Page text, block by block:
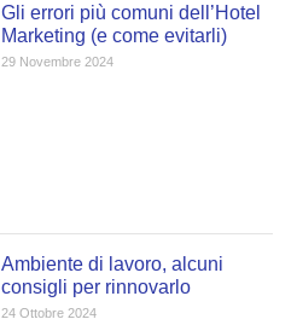
Gli errori più comuni dell’Hotel
Marketing (e come evitarli)
29 Novembre 2024
Ambiente di lavoro, alcuni
consigli per rinnovarlo
24 Ottobre 2024